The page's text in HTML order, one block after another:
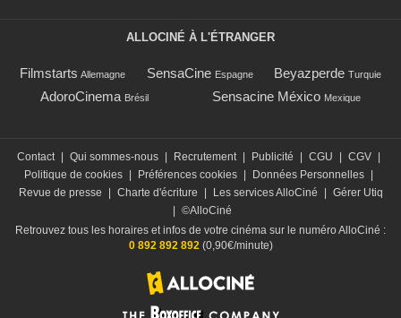
ALLOCINÉ À L'ÉTRANGER
Filmstarts Allemagne SensaCine Espagne Beyazperde Turquie
AdoroCinema Brésil Sensacine México Mexique
Contact Qui sommes-nous Recrutement Publicité CGU CGV
Politique de cookies
Préférences cookies Données Personnelles
Revue de presse
Charte d'écriture Les services AlloCiné
Gérer Utiq
©AlloCiné
Retrouvez tous les horaires et infos de votre cinéma sur le numéro AlloCiné :
0 892 892 892(0,90€/minute)